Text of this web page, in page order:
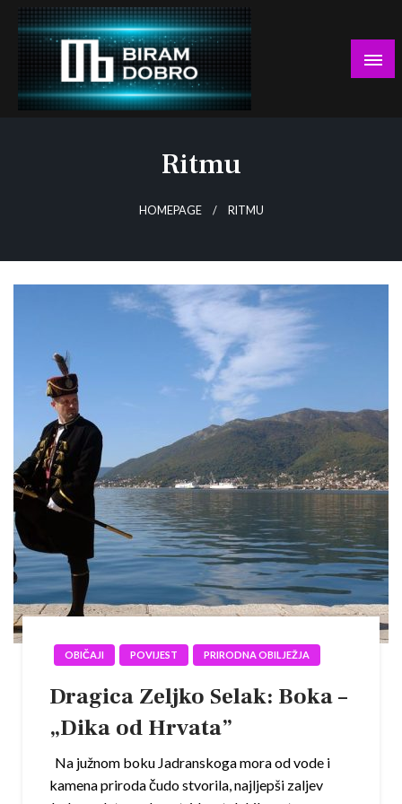
Skip
content
Ritmu
HOMEPAGE RITMU
OBIČAJI POVIJEST PRIRODNA OBILJEŽJA
Dragica Zeljko Selak: Boka –
„Dika od Hrvata”
Na južnom boku Jadranskoga mora od vode i
kamena priroda čudo stvorila, najljepši zaljev